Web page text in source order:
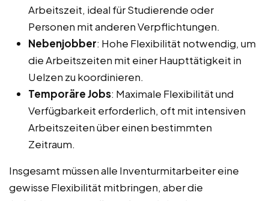
Arbeitszeit, ideal für Studierende oder
Personen mit anderen Verpflichtungen.
Nebenjobber: Hohe Flexibilität notwendig, um
die Arbeitszeiten mit einer Haupttätigkeit in
Uelzen zu koordinieren.
Temporäre Jobs: Maximale Flexibilität und
Verfügbarkeit erforderlich, oft mit intensiven
Arbeitszeiten über einen bestimmten
Zeitraum.
Insgesamt müssen alle Inventurmitarbeiter eine
gewisse Flexibilität mitbringen, aber die